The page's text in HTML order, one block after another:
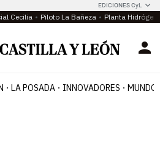
EDICIONES CyL
Cecilia Piloto La Bañeza Planta
LA POSADA INNOVADORES MUNDO